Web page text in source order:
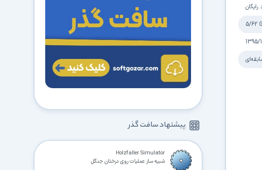
رایگان
5/62
1395/
پیشنهاد سافت گذر
Holzfaller Simulator
شبیه ساز عملیات روی درختان جنگل